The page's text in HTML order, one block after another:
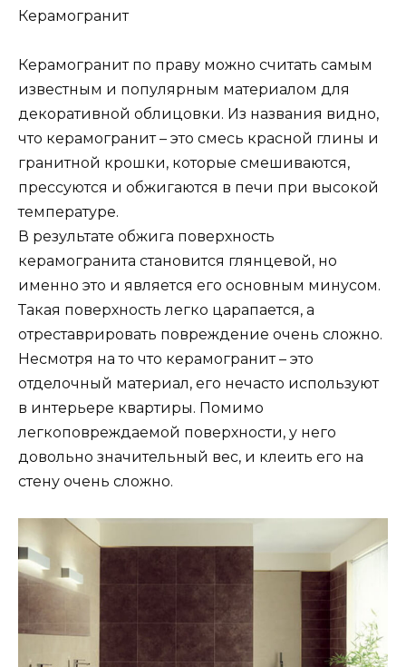
Керамогранит
Керамогранит по праву можно считать самым
известным и популярным материалом для
декоративной облицовки. Из названия видно,
что керамогранит – это смесь красной глины и
гранитной крошки, которые смешиваются,
прессуются и обжигаются в печи при высокой
температуре.
В результате обжига поверхность
керамогранита становится глянцевой, но
именно это и является его основным минусом.
Такая поверхность легко царапается, а
отреставрировать повреждение очень сложно.
Несмотря на то что керамогранит – это
отделочный материал, его нечасто используют
в интерьере квартиры. Помимо
легкоповреждаемой поверхности, у него
довольно значительный вес, и клеить его на
стену очень сложно.